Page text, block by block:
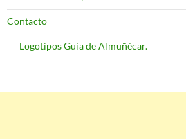
Contacto
Logotipos Guía de Almuñécar.